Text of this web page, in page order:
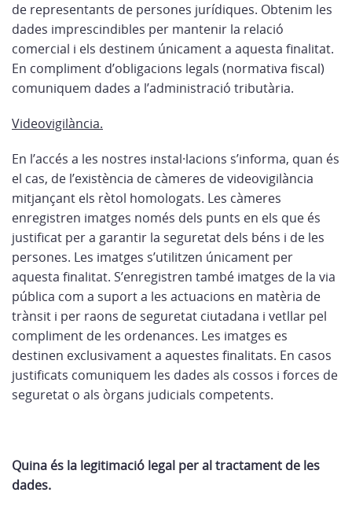
de representants de persones jurídiques. Obtenim les
dades imprescindibles per mantenir la relació
comercial i els destinem únicament a aquesta finalitat.
En compliment d’obligacions legals (normativa fiscal)
comuniquem dades a l’administració tributària.
Videovigilància.
En l’accés a les nostres instal·lacions s’informa, quan és
el cas, de l’existència de càmeres de videovigilància
mitjançant els rètol homologats. Les càmeres
enregistren imatges només dels punts en els que és
justificat per a garantir la seguretat dels béns i de les
persones. Les imatges s’utilitzen únicament per
aquesta finalitat. S’enregistren també imatges de la via
pública com a suport a les actuacions en matèria de
trànsit i per raons de seguretat ciutadana i vetllar pel
compliment de les ordenances. Les imatges es
destinen exclusivament a aquestes finalitats. En casos
justificats comuniquem les dades als cossos i forces de
seguretat o als òrgans judicials competents.
Quina és la legitimació legal per al tractament de les
dades.